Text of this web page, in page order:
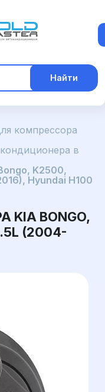
Найти
компрессора
в
K2500,
Hyundai H100
BONGO,
(2004-